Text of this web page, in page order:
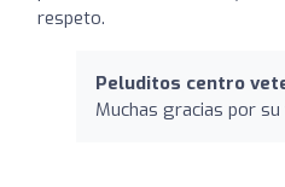
respeto.
Peluditos centro
Muchas gracias por